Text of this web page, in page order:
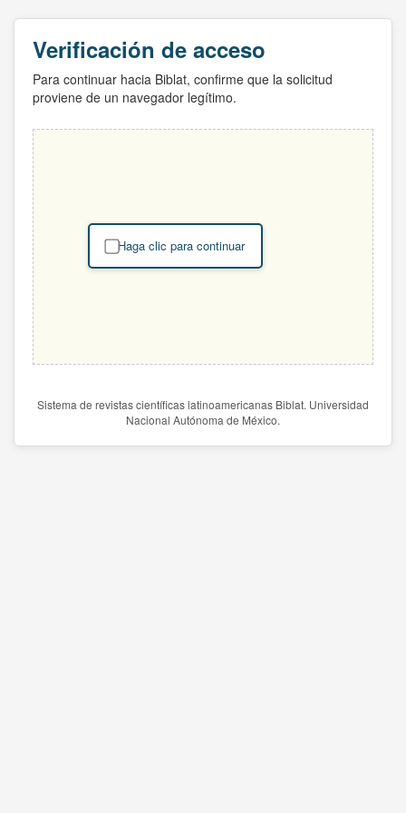
Verificación de acceso
Para continuar hacia Biblat, confirme que la solicitud
proviene de un navegador legítimo.
Haga clic para continuar
Sistema de revistas científicas latinoamericanas Biblat. Universidad
Nacional Autónoma de México.